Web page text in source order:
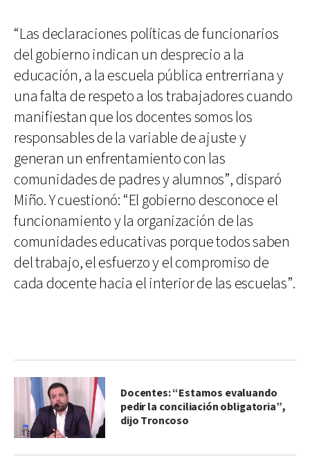
“Las declaraciones políticas de funcionarios
del gobierno indican un desprecio a la
educación, a la escuela pública entrerriana y
una falta de respeto a los trabajadores cuando
manifiestan que los docentes somos los
responsables de la variable de ajuste y
generan un enfrentamiento con las
comunidades de padres y alumnos”, disparó
Miño. Y cuestionó: “El gobierno desconoce el
funcionamiento y la organización de las
comunidades educativas porque todos saben
del trabajo, el esfuerzo y el compromiso de
cada docente hacia el interior de las escuelas”.
Docentes: “Estamos evaluando
pedir la conciliación obligatoria”,
dijo Troncoso